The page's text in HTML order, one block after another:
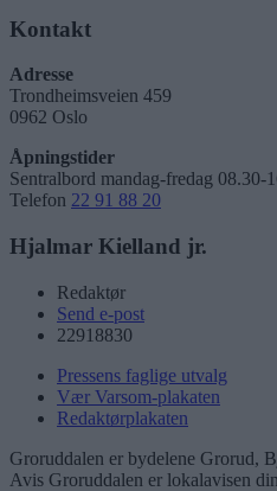
Kontakt
Adresse
Trondheimsveien 459
0962 Oslo
Åpningstider
Sentralbord mandag-fredag 08.30-
Telefon 22 91 88 20
Hjalmar Kielland jr.
Redaktør
Send e-post
22918830
Pressens faglige utvalg
Vær Varsom-plakaten
Redaktørplakaten
Groruddalen er bydelene Grorud,
Avis Groruddalen er lokalavisen